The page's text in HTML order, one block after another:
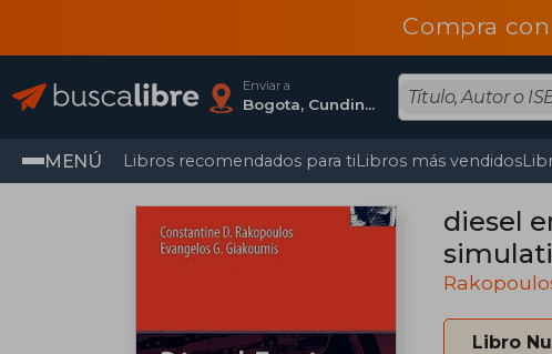
Compra
Enviar a
Bogota, Cundinamarca
MENÚ Libros recomendados para tiLibros más vendidos
diesel
Libro